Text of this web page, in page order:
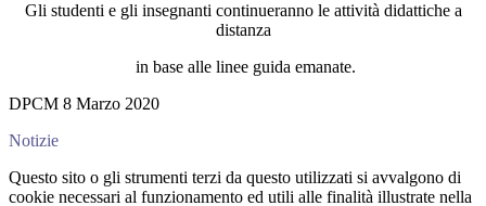
Gli studenti e gli insegnanti continueranno le attività didattiche a
distanza
in base alle linee guida emanate.
DPCM 8 Marzo 2020
Notizie
Questo sito o gli strumenti terzi da questo utilizzati si avvalgono di
cookie necessari al funzionamento ed utili alle finalità illustrate nella